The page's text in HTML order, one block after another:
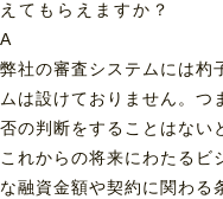
えてもらえますか？
A
弊社の審査システムには杓
ムは設けておりません。つ
否の判断をすることはない
これからの将来にわたるビ
な融資金額や契約に関わる